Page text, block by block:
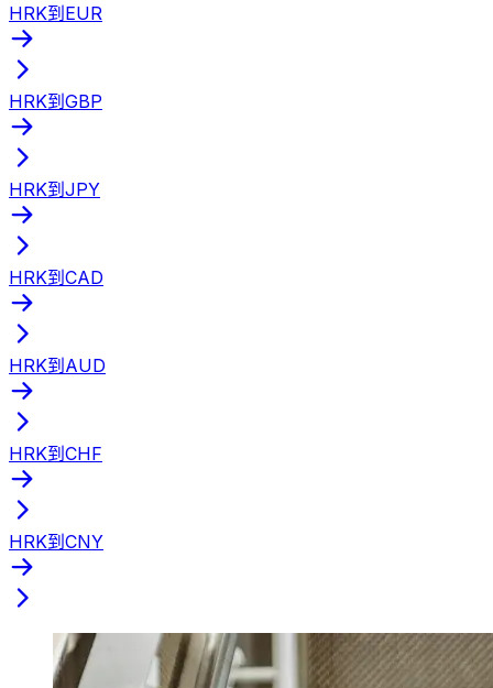
HRK到EUR
HRK到GBP
HRK到JPY
HRK到CAD
HRK到AUD
HRK到CHF
HRK到CNY